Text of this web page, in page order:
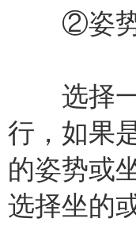
②姿势
选择一
行，如果
的姿势或
选择坐的